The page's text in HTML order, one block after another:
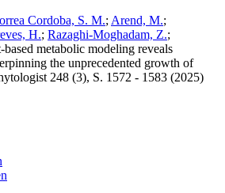
Cordoba, S. M.; Arend, M.;
H.; Razaghi-Moghadam, Z.;
based metabolic modeling reveals
the unprecedented growth of
248 (3), S. 1572 - 1583 (2025)